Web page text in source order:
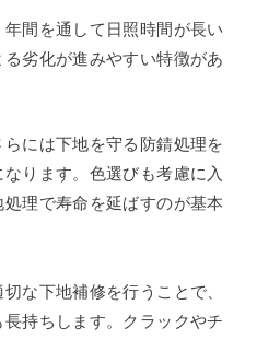
間を通して日照時間が長い
劣化が進みやすい特徴があ
には下地を守る防錆処理を
ります。色選びも考慮に入
理で寿命を延ばすのが基本
な下地補修を行うことで、
持ちします。クラックやチ